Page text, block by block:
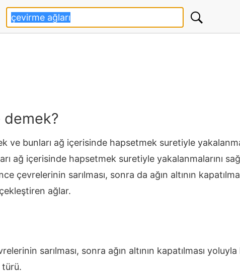
demek?
ve bunları ağ içerisinde hapsetmek suretiyle
ağ içerisinde hapsetmek suretiyle yakalanmalarını
çevrelerinin sarılması, sonra da ağın altının
ağlar.
sarılması, sonra ağın altının kapatılması
türü.